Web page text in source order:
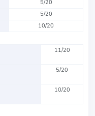
5/20
5/20
10/20
11/20
5/20
10/20